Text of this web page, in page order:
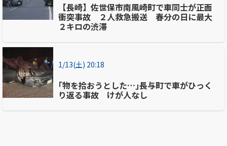
【長崎】佐世保市南風崎町で車同士が正面
衝突事故 ２人救急搬送 春分の日に最大
２キロの渋滞
1/13(土) 20:18
｢物を拾おうとした…｣長与町で車がひっく
り返る事故 けが人なし